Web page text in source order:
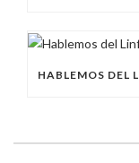
HABLEMOS DEL